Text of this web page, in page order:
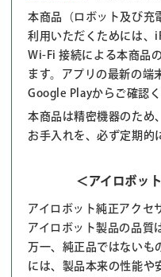
本商品（ロボット及び充
利用いただくためには、
Wi-Fi 接続による本商品
ます。アプリの最新の端
Google Playからご確認く
本商品は精密機器のため
お手入れを、必ず定期的
＜アイロボッ
アイロボット純正アクセ
アイロボット製品の品質
万一、純正品ではないも
には、製品本来の性能や